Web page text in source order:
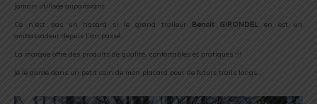
jamais utilisée auparavant.
Ce n’est pas un hasard si le grand traileur
Benoit GIRONDEL en est un
ambassadeur depuis l’an passé.
La marque offre des produits de qualité, confortables et pratiques !!!
Je le garde dans un petit coin de mon placard pour de futurs trails longs…